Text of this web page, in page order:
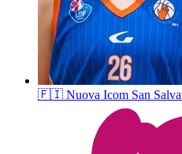
🇫🇮 Nuova Icom San